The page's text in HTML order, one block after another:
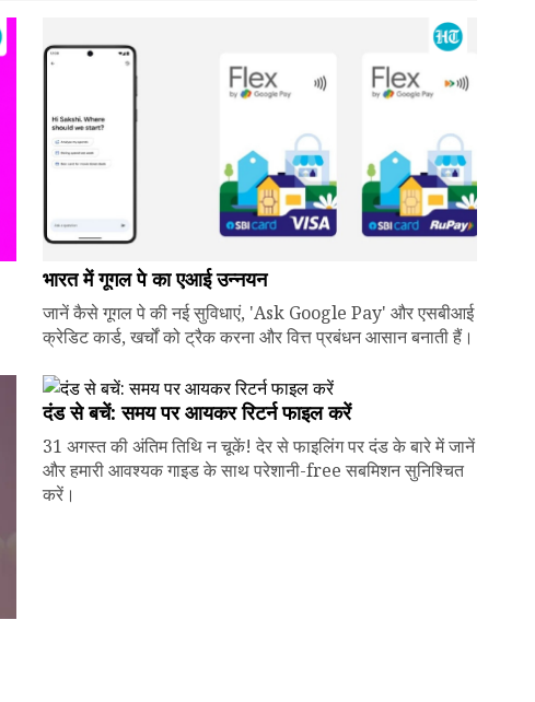
भारत में गूगल पे का एआई उन्नयन
जानें कैसे गूगल पे की नई सुविधाएं, 'Ask Google Pay' और एसबीआई
क्रेडिट कार्ड, खर्चों को ट्रैक करना और वित्त प्रबंधन आसान बनाती हैं।
दंड से बचें: समय पर आयकर रिटर्न फाइल करें
31 अगस्त की अंतिम तिथि न चूकें! देर से फाइलिंग पर दंड के बारे में जानें
और हमारी आवश्यक गाइड के साथ परेशानी-free सबमिशन सुनिश्चित
करें।